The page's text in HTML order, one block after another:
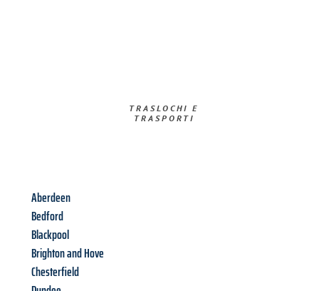
TRASLOCHI E
TRASPORTI​
Aberdeen
Bedford
Blackpool
Brighton and Hove
Chesterfield